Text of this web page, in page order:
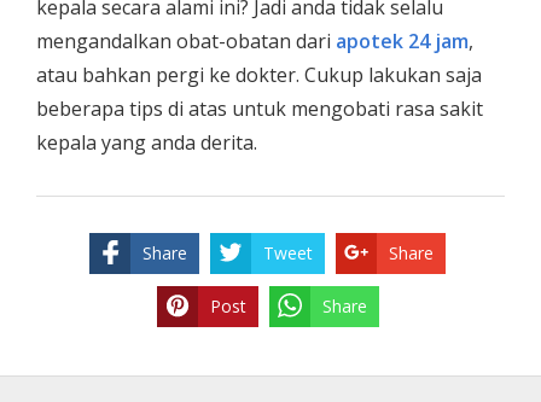
kepala secara alami ini? Jadi anda tidak selalu
mengandalkan obat-obatan dari apotek 24 jam,
atau bahkan pergi ke dokter. Cukup lakukan saja
beberapa tips di atas untuk mengobati rasa sakit
kepala yang anda derita.
Share Tweet Share
Post Share